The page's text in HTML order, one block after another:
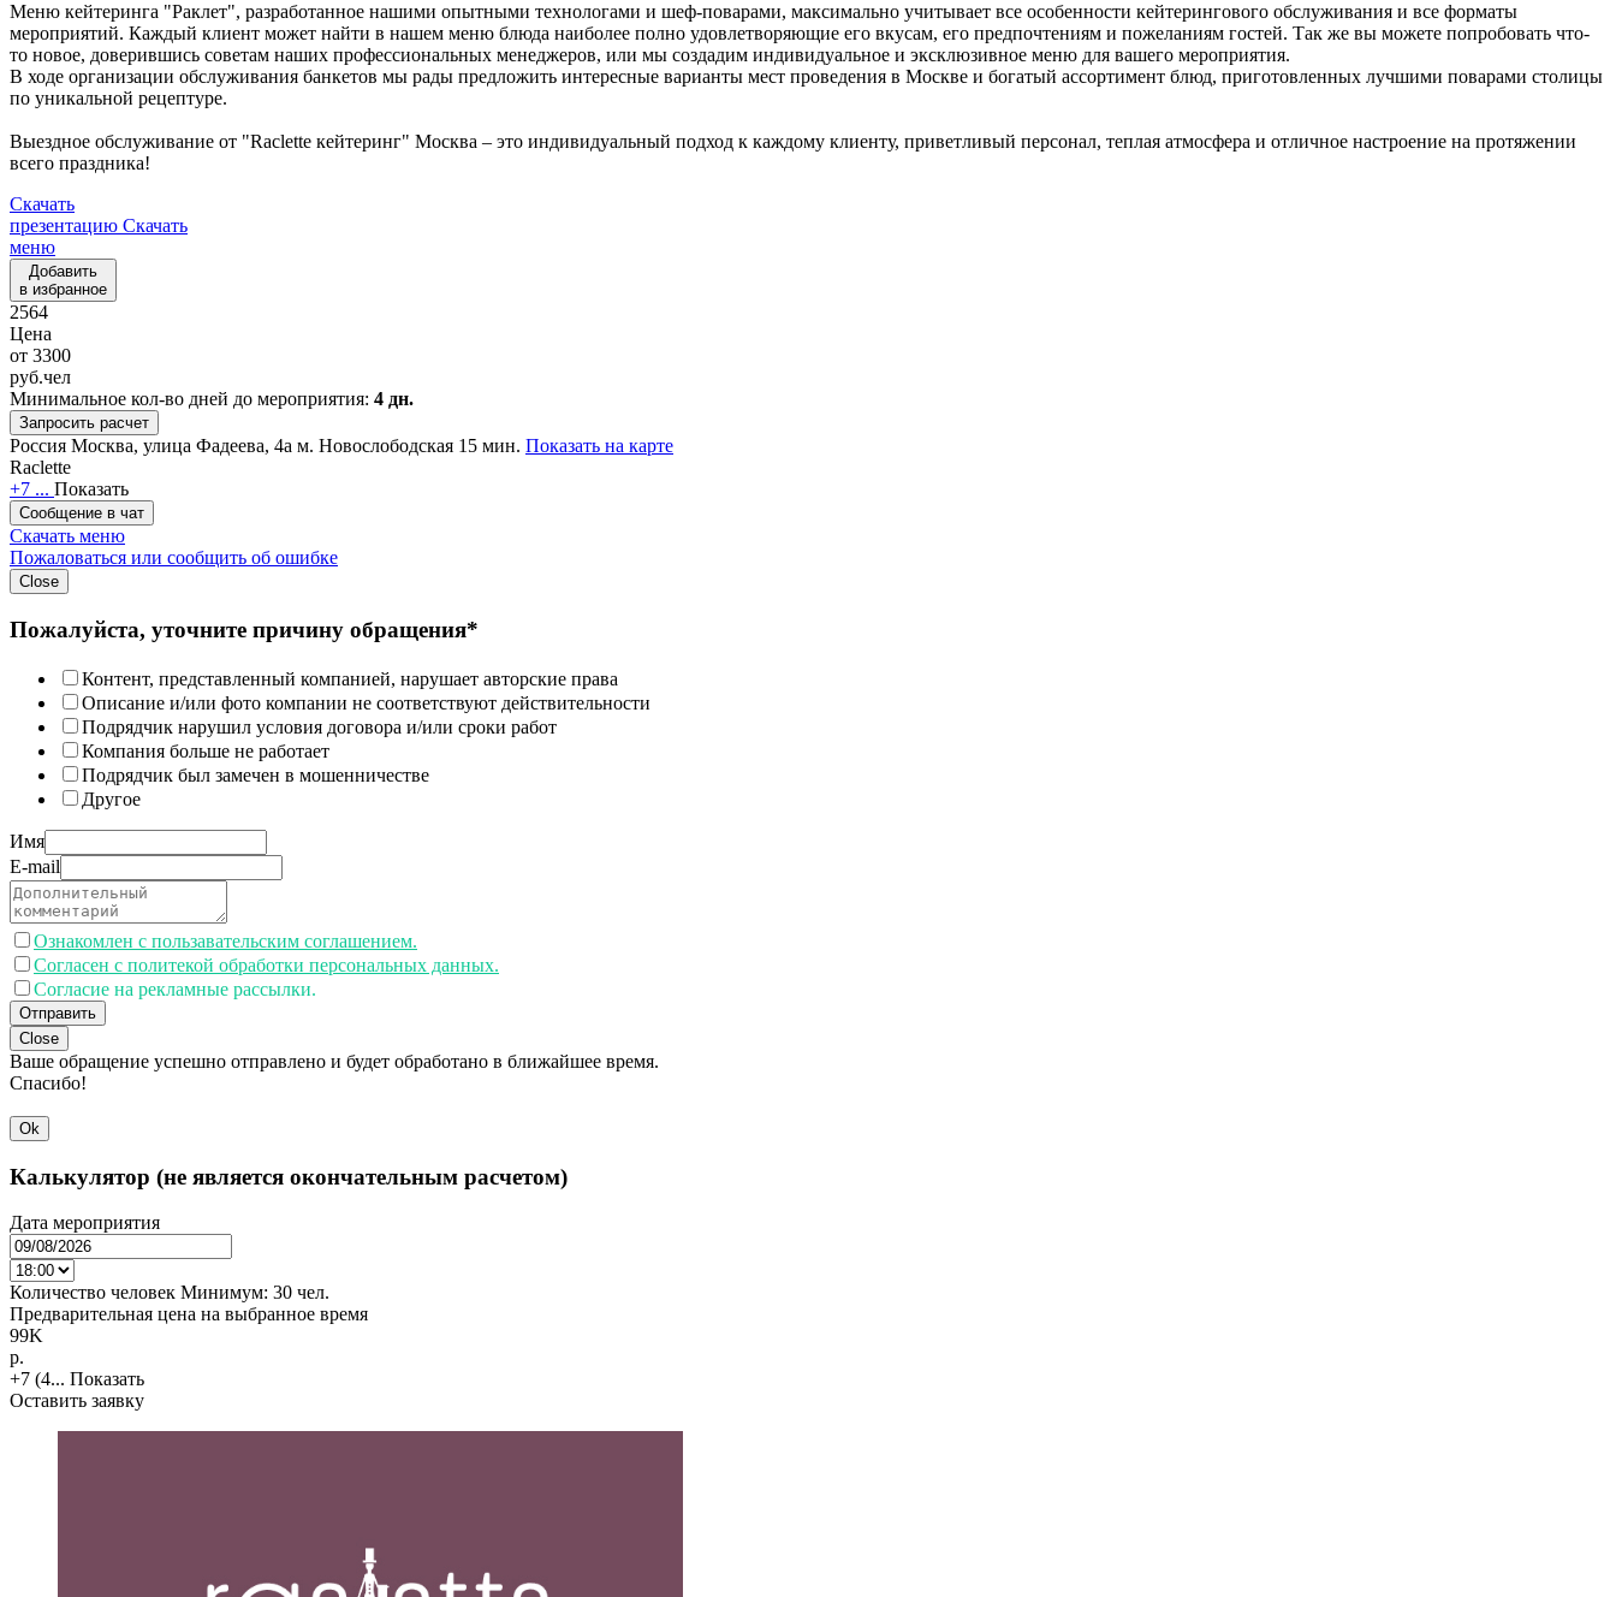
Меню кейтеринга "Раклет", разработанное нашими опытными технологами и шеф-поварами, максимально учитывает все особенности кейтерингового обслуживания и все форматы
мероприятий. Каждый клиент может найти в нашем меню блюда наиболее полно удовлетворяющие его вкусам, его предпочтениям и пожеланиям гостей. Так же вы можете попробовать что-
то новое, доверившись советам наших профессиональных менеджеров, или мы создадим индивидуальное и эксклюзивное меню для вашего мероприятия.
В ходе организации обслуживания банкетов мы рады предложить интересные варианты мест проведения в Москве и богатый ассортимент блюд, приготовленных лучшими поварами столицы
по уникальной рецептуре.
Выездное обслуживание от "Raclette кейтеринг" Москва – это индивидуальный подход к каждому клиенту, приветливый персонал, теплая атмосфера и отличное настроение на протяжении
всего праздника!
Скачать
презентацию Скачать
меню
Добавить
в избранное
2564
Цена
от 3300
руб.чел
Минимальное кол-во дней до мероприятия: 4 дн.
Запросить расчет
Россия Москва, улица Фадеева, 4а м. Новослободская 15 мин. Показать на карте
Raclette
+7 ... Показать
Сообщение в чат
Скачать меню
Пожаловаться или сообщить об ошибке
Close
Пожалуйста, уточните причину обращения*
Контент, представленный компанией, нарушает авторские права
Описание и/или фото компании не соответствуют действительности
Подрядчик нарушил условия договора и/или сроки работ
Компания больше не работает
Подрядчик был замечен в мошенничестве
Другое
Имя
E-mail
Ознакомлен с пользавательским соглашением.
Согласен с политекой обработки персональных данных.
Согласие на рекламные рассылки.
Отправить
Close
Ваше обращение успешно отправлено и будет обработано в ближайшее время.
Спасибо!
Ok
Калькулятор (не является окончательным расчетом)
Дата мероприятия
Количество человек Минимум: 30 чел.
Предварительная цена на выбранное время
99K
p.
+7 (4... Показать
Оставить заявку